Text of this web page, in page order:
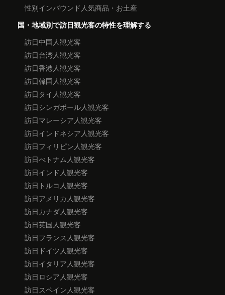
性別インバウンド人気商品・お土産
国・地域別で訪日観光客の特性を理解する
訪日中国人観光客
訪日台湾人観光客
訪日香港人観光客
訪日韓国人観光客
訪日タイ人観光客
訪日シンガポール人観光客
訪日マレーシア人観光客
訪日インドネシア人観光客
訪日フィリピン人観光客
訪日べトナム人観光客
訪日インド人観光客
訪日トルコ人観光客
訪日アメリカ人観光客
訪日カナダ人観光客
訪日英国人観光客
訪日フランス人観光客
訪日ドイツ人観光客
訪日イタリア人観光客
訪日ロシア人観光客
訪日スペイン人観光客